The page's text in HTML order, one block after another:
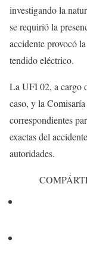
investigando la
se requirió la
accidente provocó
tendido eléctrico.
La UFI 02, a cargo
caso, y la
correspondientes
exactas del
autoridades.